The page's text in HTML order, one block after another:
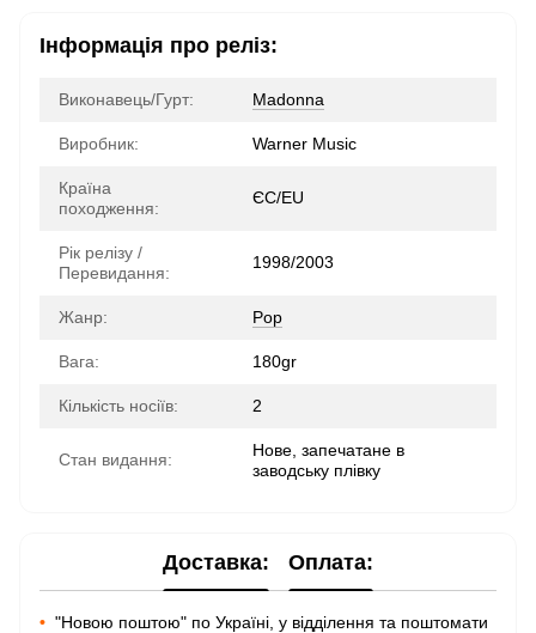
Інформація про реліз:
Виконавець/Гурт: Madonna
Виробник: Warner Music
Країна
походження:
ЄС/EU
Рік релізу /
Перевидання:
1998/2003
Жанр: Pop
Вага: 180gr
Кількість носіїв: 2
Стан видання:
Нове, запечатане в
заводську плівку
Доставка: Оплата:
• "Новою поштою" по Україні, у відділення та поштомати